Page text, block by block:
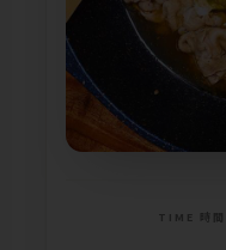
TIME 時間